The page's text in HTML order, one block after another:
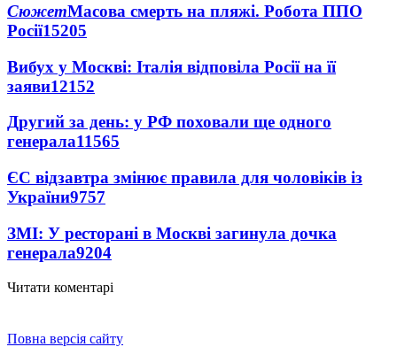
СюжетМасова смерть на пляжі. Робота ППО
Росії15205
Вибух у Москві: Італія відповіла Росії на її
заяви12152
Другий за день: у РФ поховали ще одного
генерала11565
ЄС відзавтра змінює правила для чоловіків із
України9757
ЗМІ: У ресторані в Москві загинула дочка
генерала9204
Читати коментарі
Повна версія сайту